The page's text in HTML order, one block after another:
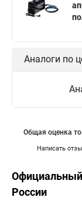
Аналоги по
Написать
Общая оценка
России